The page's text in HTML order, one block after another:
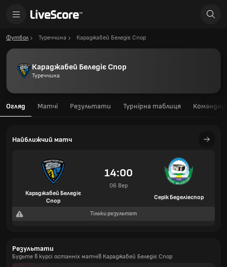
Футбол Туреччина Караджабей Беледіє Спор
Караджабей Беледіє Спор
Туреччина
Огляд Матчі Результати Турнірна таблиця
Найближчий матч
Караджабей Беледіє
Спор
14:00
06 Вер
Серік Беделіеспор
Тільки результат
Результати
Будьте в курсі останніх матчів Караджабей Беледіє Спор